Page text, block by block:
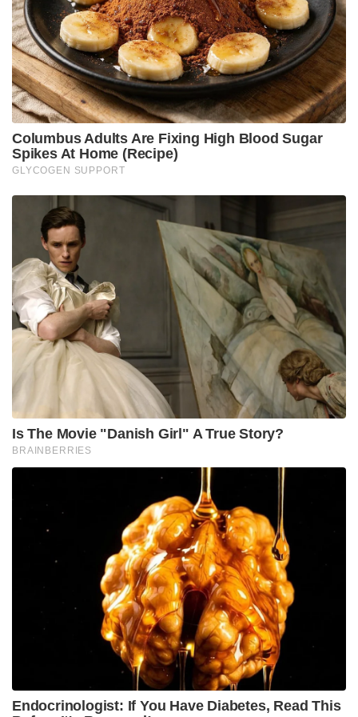
ഫ്‌ലിൻ , ആമീർ ഖാന്റെ സഹോദരി നിതാഖ് ഹെഗ്‌ഡേ,
ആൻഡ്രിയ ടിവാടർ തുടങ്ങിയവരും ചിത്രത്തിൽ
അണിനിരക്കുന്നതിനാൽ പ്രതിഫലമായി വമ്പൻ തുക
തന്നെ നിർമ്മാതാവ് ചെലവഴിച്ചിട്ടുണ്ടാവുമെന്നാണ്
ആരാധകർ പറയുന്നത്.
അഞ്ച് പൈസ പ്രതിഫലം വാങ്ങാതെയാണ്
മോഹൻലാൽ ചിത്രത്തിൽ അഭിനയിച്ചത്. ‘100 കോടി
മുടക്കി 80 കോടിയും പ്രതിഫലത്തിന് നൽകാൻ
ടെക്‌നീഷ്യൻമാരടക്കം പലർക്കും നമ്മൾ ചെയ്യുന്നതിന്
വേണ്ടി ഏറ്റവും കൊടുക്കുക എന്ന ചിന്തയായിരുന്നു.
സിനിമയിൽ അഭിനയിച്ച വിദേശതാരങ്ങൾക്കടക്കം
കൃത്യമായി മനസിലായിരുന്നു എന്താണ് ഞങ്ങൾ
ചെയ്യാൻ ഉദ്ദേശിക്കുന്നതെന്ന്. ജെറോം ഫ്‌ലിം,
ആൻഡ്രിയ എല്ലാവരും ഫേവർ കാണിച്ചുവെന്ന്
പൃഥ്വിരാജ് പറഞ്ഞു. ചിത്രത്തിൻറെ കാസ്റ്റിംഗ് ആരംഭിച്ച
സമയത്ത് ഹോളിവുഡിൽ നിന്നും ബ്രിട്ടീഷ്, ചൈനീസ്
ഫിലിം ഇൻഡസ്ട്രികളിൽ നിന്നുമൊക്കെയുള്ള ചില
വലിയ പേരുകാരെ ഉൾപ്പെടുത്തണമെന്ന് തനിക്ക്
ഉണ്ടായിരുന്നുവെന്ന് പൃഥ്വിരാജ് പറയുന്നു. അവരിൽ
പലരുമായും വീഡിയോ കോളിലൂടെ സംസാരിക്കാൻ
അവസരം ലഭിച്ചു. പലരും താൽപര്യപൂർവ്വമാണ്
ഞങ്ങളുടെ ആവശ്യത്തെ പരിഗണിച്ചത്. എന്നാൽ
ഇടനിലക്കാരായ ഏജൻറുമാർ പറയുന്ന പ്രതിഫലം
കൊടുക്കാൻ ഞങ്ങൾക്ക് സാധിക്കുമായിരുന്നില്ലെന്നും
പൃഥ്വിരാജ് പറഞ്ഞു.
ബുക്കിംഗ് ആരംഭിച്ച് 24 മണിക്കൂർ പിന്നിട്ടപ്പോൾ തന്നെ
6,45,000 ടിക്കറ്റുകൾ ആണ് ബുക്ക് മൈ ഷോ വഴി
മാത്രം ഇന്ത്യയിൽ വിറ്റഴിച്ചത്. ഇത് ഇന്ത്യൻ സിനിമയുടെ
ചരിത്രത്തിൽ തന്നെ ആദ്യമാണ്. 24 മണിക്കൂറിൽ ഒരു
ഇന്ത്യൻ ചിത്രത്തിന് ഇത്രയധികം ടിക്കറ്റുകൾ ബുക്ക്
മൈ ഷോയിലൂടെ വിറ്റുപോകുന്നത് ഇതാദ്യമായാണ്.
Tags: prithviraj sukumaran empuraan